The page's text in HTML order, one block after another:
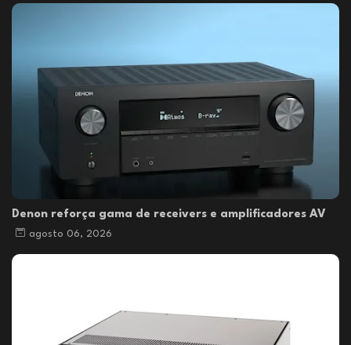
Denon reforça gama de receivers e amplificadores AV
agosto 06, 2026